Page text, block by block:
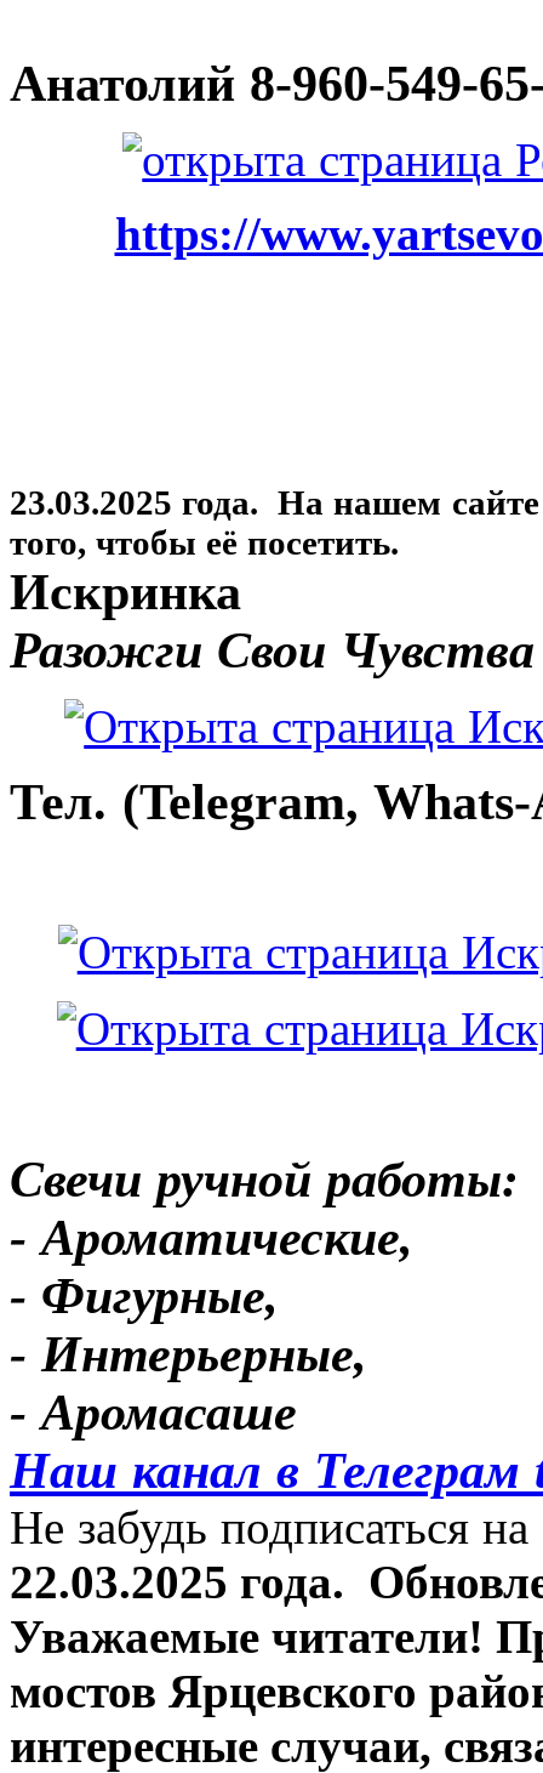
Анатолий 8-960-549-
https://
23.03.2025 года. На нашем
того, чтобы её посетить.
Искринка
Разожги Свои Чувства
Тел. (Telegram,
Свечи ручной работы:
- Ароматические,
- Фигурные,
- Интерьерные,
- Аромасаше
Наш канал в Телеграм
Не забудь подписаться
22.03.2025 года.
Уважаемые читатели!
мостов Ярцевского
интересные случаи,